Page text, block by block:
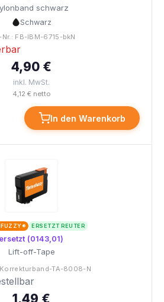
schwarz
Schwarz
FB-IBM-6715-bkN
4,90 €
inkl. MwSt.
4,12 € netto
In den Warenkorb
ERSETZT REUTER
ersetzt (0143,01)
Lift-off-Tape
TA-8008-N
1,49 €